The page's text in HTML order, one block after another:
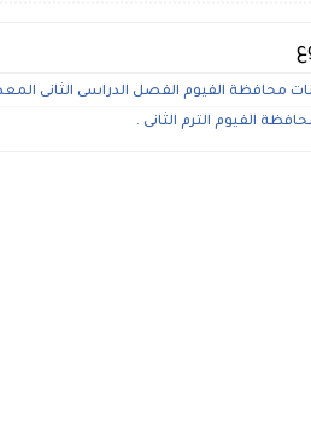
محافظة الفيوم الفصل الدراسى الثانى المعدل
الفيوم الترم الثانى .